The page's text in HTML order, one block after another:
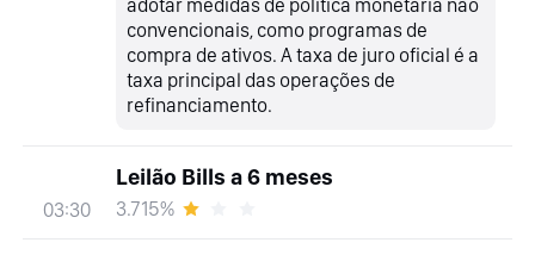
adotar medidas de política monetária não
convencionais, como programas de
compra de ativos. A taxa de juro oficial é a
taxa principal das operações de
refinanciamento.
03:30
Leilão Bills a 6 meses
3.715%